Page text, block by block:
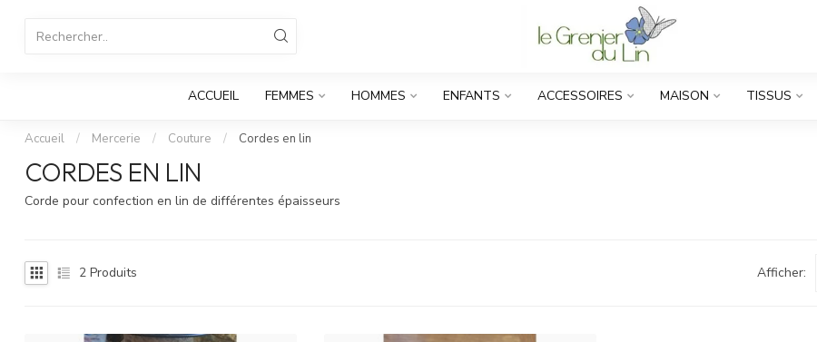
ACCUEIL FEMMES HOMMES ENFANTS ACCESSOIRES MAISON TISSUS
Accueil / Mercerie / Couture / Cordes en lin
CORDES EN LIN
Corde pour confection en lin de différentes épaisseurs
2 Produits Afficher: